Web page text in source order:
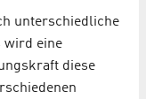
unterschiedliche
wird eine
diese